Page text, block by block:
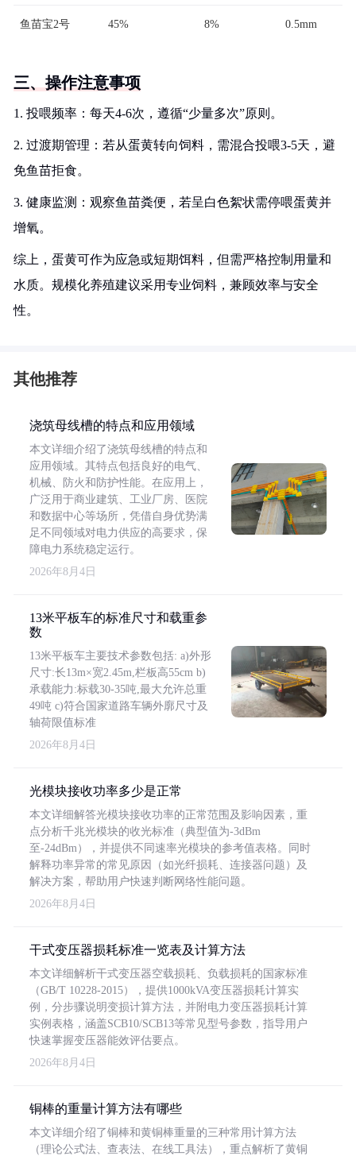
鱼苗宝2号 45% 8% 0.5mm
三、操作注意事项
1. 投喂频率：每天4-6次，遵循“少量多次”原则。
2. 过渡期管理：若从蛋黄转向饲料，需混合投喂3-5天，避
免鱼苗拒食。
3. 健康监测：观察鱼苗粪便，若呈白色絮状需停喂蛋黄并
增氧。
综上，蛋黄可作为应急或短期饵料，但需严格控制用量和
水质。规模化养殖建议采用专业饲料，兼顾效率与安全
性。
其他推荐
浇筑母线槽的特点和应用领域
本文详细介绍了浇筑母线槽的特点和
应用领域。其特点包括良好的电气、
机械、防火和防护性能。在应用上，
广泛用于商业建筑、工业厂房、医院
和数据中心等场所，凭借自身优势满
足不同领域对电力供应的高要求，保
障电力系统稳定运行。
2026年8月4日
13米平板车的标准尺寸和载重参
数
13米平板车主要技术参数包括: a)外形
尺寸:长13m×宽2.45m,栏板高55cm b)
承载能力:标载30-35吨,最大允许总重
49吨 c)符合国家道路车辆外廓尺寸及
轴荷限值标准
2026年8月4日
光模块接收功率多少是正常
本文详细解答光模块接收功率的正常范围及影响因素，重
点分析千兆光模块的收光标准（典型值为-3dBm
至-24dBm），并提供不同速率光模块的参考值表格。同时
解释功率异常的常见原因（如光纤损耗、连接器问题）及
解决方案，帮助用户快速判断网络性能问题。
2026年8月4日
干式变压器损耗标准一览表及计算方法
本文详细解析干式变压器空载损耗、负载损耗的国家标准
（GB/T 10228-2015），提供1000kVA变压器损耗计算实
例，分步骤说明变损计算方法，并附电力变压器损耗计算
实例表格，涵盖SCB10/SCB13等常见型号参数，指导用户
快速掌握变压器能效评估要点。
2026年8月4日
铜棒的重量计算方法有哪些
本文详细介绍了铜棒和黄铜棒重量的三种常用计算方法
（理论公式法、查表法、在线工具法），重点解析了黄铜